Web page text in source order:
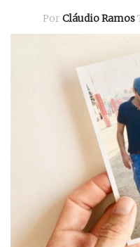
Por Cláudio Ramos